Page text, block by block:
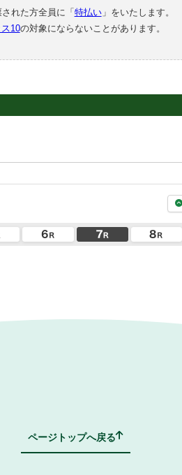
れた方全員に「 特払い」をいたします。
10の対象にならないことがあります。
ページトップへ戻る